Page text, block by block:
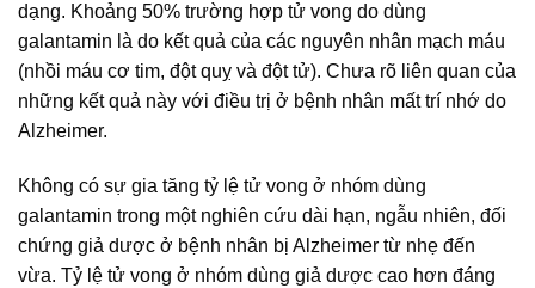
dạng. Khoảng 50% trường hợp tử vong do dùng
galantamin là do kết quả của các nguyên nhân mạch máu
(nhồi máu cơ tim, đột quỵ và đột tử). Chưa rõ liên quan của
những kết quả này với điều trị ở bệnh nhân mất trí nhớ do
Alzheimer.
Không có sự gia tăng tỷ lệ tử vong ở nhóm dùng
galantamin trong một nghiên cứu dài hạn, ngẫu nhiên, đối
chứng giả dược ở bệnh nhân bị Alzheimer từ nhẹ đến
vừa. Tỷ lệ tử vong ở nhóm dùng giả dược cao hơn đáng